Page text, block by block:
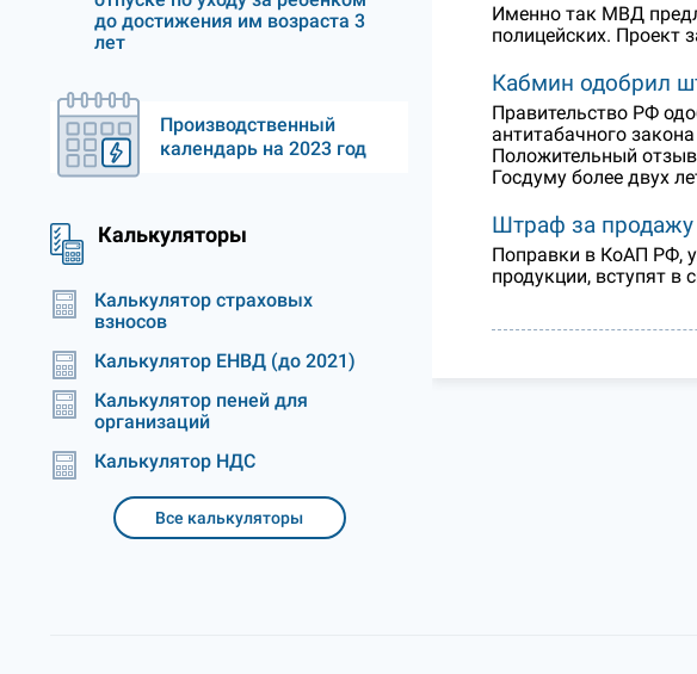
до достижения им возраста 3
лет
Производственный
календарь на 2023 год
Калькуляторы
Калькулятор страховых
взносов
Калькулятор ЕНВД (до 2021)
Калькулятор пеней для
организаций
Калькулятор НДС
Все калькуляторы
Именно так МВД
полицейских. Проект
Кабмин одобрил
Правительство РФ
антитабачного
Положительный
Госдуму более двух
Штраф за продажу
Поправки в КоАП РФ,
продукции, вступят в